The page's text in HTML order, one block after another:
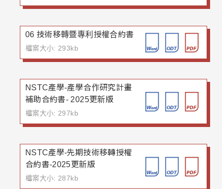
06 技術移轉暨專利授權合約書
檔案大小: 293kb
NSTC產學-產學合作研究計畫
補助合約書- 2025更新版
檔案大小: 297kb
NSTC產學-先期技術移轉授權
合約書-2025更新版
檔案大小: 287kb